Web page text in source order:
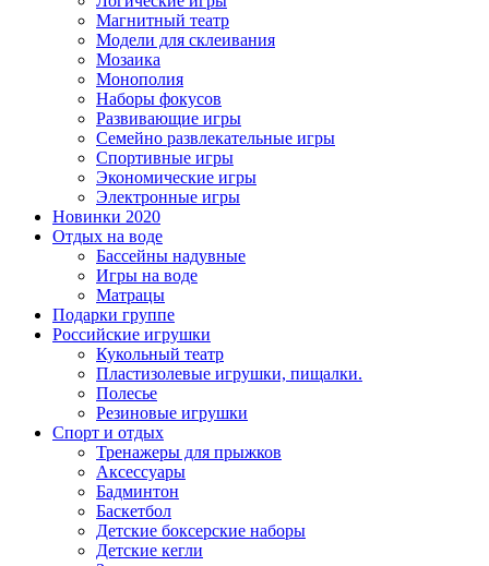
Магнитный театр
Модели для склеивания
Мозаика
Монополия
Наборы фокусов
Развивающие игры
Семейно развлекательные игры
Спортивные игры
Экономические игры
Электронные игры
Новинки 2020
Отдых на воде
Бассейны надувные
Игры на воде
Матрацы
Подарки группе
Российские игрушки
Кукольный театр
Пластизолевые игрушки, пищалки.
Полесье
Резиновые игрушки
Спорт и отдых
Тренажеры для прыжков
Аксессуары
Бадминтон
Баскетбол
Детские боксерские наборы
Детские кегли